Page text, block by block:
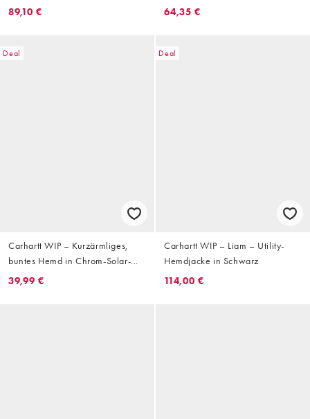
89,10 €
mit Streifen
64,35 €
Deal
Carhartt WIP – Kurzärmliges,
buntes Hemd in Chrom-Solar-
Farben mit buntem Logoprint
39,99 €
Deal
Carhartt WIP – Liam – Utility-
Hemdjacke in Schwarz
114,00 €